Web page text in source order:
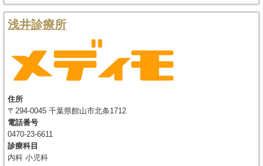
浅井診療所
住所
〒294-0045 千葉県館山市北条1712
電話番号
0470-23-6611
診療科目
内科 小児科